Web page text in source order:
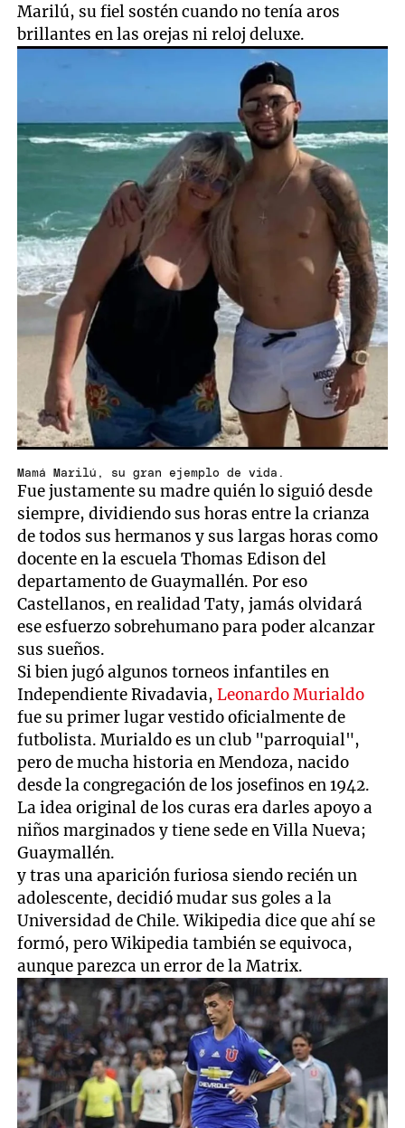
Marilú, su fiel sostén cuando no tenía aros
brillantes en las orejas ni reloj deluxe.
Mamá Marilú, su gran ejemplo de vida.
Fue justamente su madre quién lo siguió desde
siempre, dividiendo sus horas entre la crianza
de todos sus hermanos y sus largas horas como
docente en la escuela Thomas Edison del
departamento de Guaymallén. Por eso
Castellanos, en realidad Taty, jamás olvidará
ese esfuerzo sobrehumano para poder alcanzar
sus sueños.
Si bien jugó algunos torneos infantiles en
Independiente Rivadavia,Leonardo Murialdo
fue su primer lugar vestido oficialmente de
futbolista. Murialdo es un club "parroquial",
pero de mucha historia en Mendoza, nacido
desde la congregación de los josefinos en 1942.
La idea original de los curas era darles apoyo a
niños marginados y tiene sede en Villa Nueva;
Guaymallén.
y tras una aparición furiosa siendo recién un
adolescente, decidió mudar sus goles a la
Universidad de Chile. Wikipedia dice que ahí se
formó, pero Wikipedia también se equivoca,
aunque parezca un error de la Matrix.